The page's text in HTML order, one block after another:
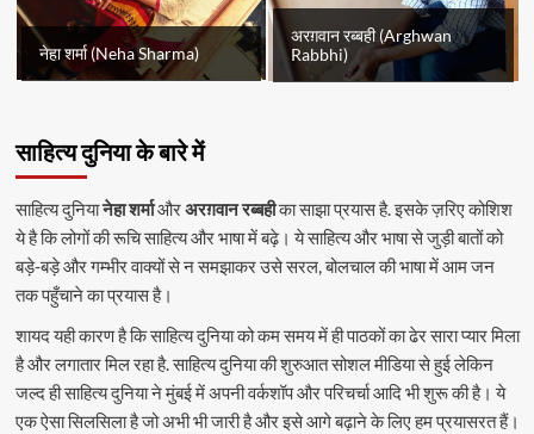
नेहा शर्मा (Neha Sharma)
अरग़वान रब्बही (Arghwan
Rabbhi)
साहित्य दुनिया के बारे में
साहित्य दुनियानेहा शर्माऔरअरग़वान रब्बहीका साझा प्रयास है. इसके ज़रिए कोशिश
ये है कि लोगों की रूचि साहित्य और भाषा में बढ़े। ये साहित्य और भाषा से जुड़ी बातों को
बड़े-बड़े और गम्भीर वाक्यों से न समझाकर उसे सरल, बोलचाल की भाषा में आम जन
तक पहुँचाने का प्रयास है।
शायद यही कारण है कि साहित्य दुनिया को कम समय में ही पाठकों का ढेर सारा प्यार मिला
है और लगातार मिल रहा है. साहित्य दुनिया की शुरुआत सोशल मीडिया से हुई लेकिन
जल्द ही साहित्य दुनिया ने मुंबई में अपनी वर्कशॉप और परिचर्चा आदि भी शुरू की है। ये
एक ऐसा सिलसिला है जो अभी भी जारी है और इसे आगे बढ़ाने के लिए हम प्रयासरत हैं।